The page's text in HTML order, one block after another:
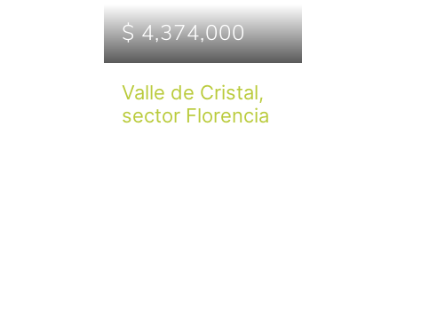
$ 4,374,000
Valle de Cristal,
sector Florencia